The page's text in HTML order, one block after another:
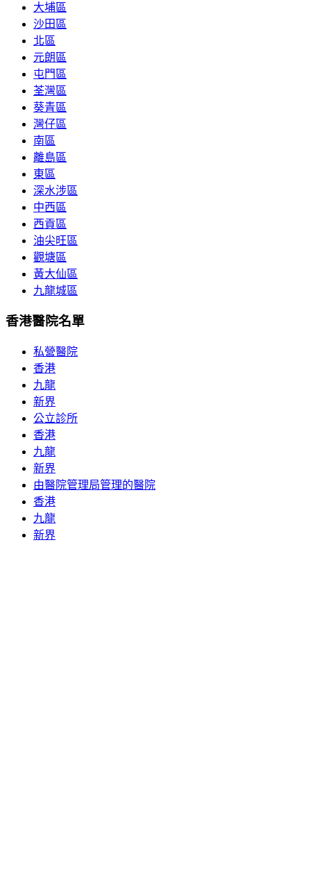
大埔區
沙田區
北區
元朗區
屯門區
荃灣區
葵青區
灣仔區
南區
離島區
東區
深水涉區
中西區
西貢區
油尖旺區
觀塘區
黃大仙區
九龍城區
香港醫院名單
私營醫院
香港
九龍
新界
公立診所
香港
九龍
新界
由醫院管理局管理的醫院
香港
九龍
新界